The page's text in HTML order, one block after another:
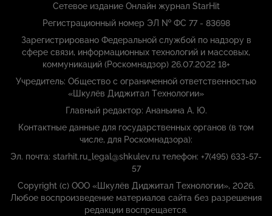
Сетевое издание Онлайн журнал StarHit
Регистрационный номер ЭЛ № ФС 77 - 83698
Зарегистрировано Федеральной службой по надзору в
сфере связи, информационных технологий и массовых,
коммуникаций (Роскомнадзор) 26.07.2022 18+
Учредитель: Общество с ограниченной ответственностью
«Шкулёв Диджитал Технологии»
Главный редактор: Ананьина А. Ю.
Контактные данные для государственных органов (в том
числе, для Роскомнадзора):
Эл. почта: starhit.ru_legal@shkulev.ru телефон: +7(495) 633-57-
57
Copyright (с) ООО «Шкулёв Диджитал Технологии», 2026.
Любое воспроизведение материалов сайта без разрешения
редакции воспрещается.